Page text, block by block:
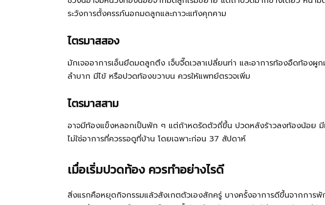
ระวังการตั้งครรภ์นอกมดลูกและภาวะแท้งคุกคาม
ไตรมาสสอง
มักเจออาการเอ็นยึดมดลูกตึง เจ็บจี๊ดเวลาเปลี่ยนท่า และอาการท้องอืดท้องผู
ลำบาก มีไข้ หรือปวดท้องขวาบน ควรให้แพทย์ตรวจเพิ่ม
ไตรมาสสาม
อาจมีท้องแข็งหลอกเป็นพัก ๆ แต่ถ้าหดรัดตัวถี่ขึ้น ปวดหลังร้าวลงท้องน้อย มี
ไม่ใช่อาการที่ควรรอดูที่บ้าน โดยเฉพาะก่อน 37 สัปดาห์
เมื่อเริ่มปวดท้อง ควรทำอย่างไรดี
สิ่งแรกคือหยุดกิจกรรมแล้วสังเกตตัวเองสักครู่ บางครั้งอาการดีขึ้นจากการพั